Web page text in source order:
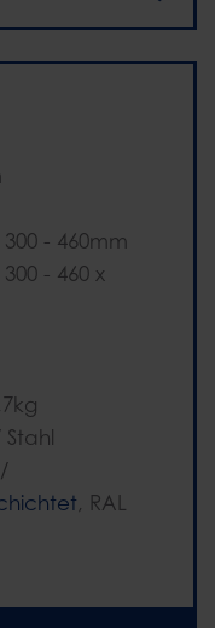
300 - 460mm
- 460 x
Stahl
/
, RAL